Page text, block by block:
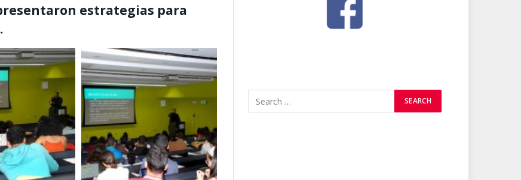
estrategias para